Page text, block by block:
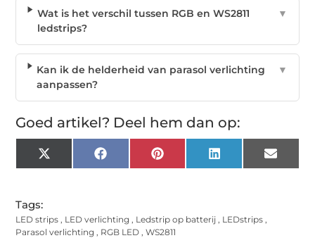
Wat is het verschil tussen RGB en WS2811
ledstrips?
▼
Kan ik de helderheid van parasol verlichting
aanpassen?
▼
Goed artikel? Deel hem dan op:
X
(Twitter)
Facebook Pinterest LinkedIn Email
Tags:
LED strips LED verlichting Ledstrip op batterij LEDstrips
Parasol verlichting
RGB LED ,WS2811